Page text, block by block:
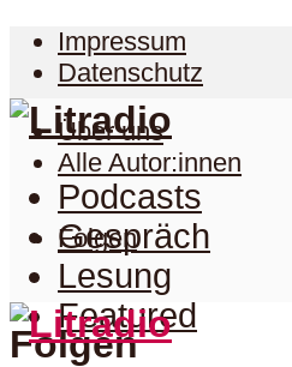
Impressum
Datenschutz
Über uns
Alle Autor:innen
Folgen
Folgen
Podcasts
Gespräch
Lesung
Featured